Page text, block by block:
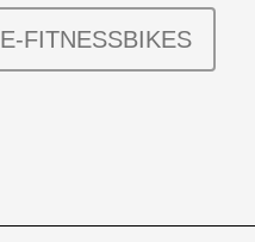
E-FITNESSBIKES